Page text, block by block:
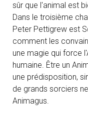
sûr que l'animal est
Dans le troisième
Peter Pettigrew est
comment les
une magie qui force
humaine. Être un
une prédisposition,
de grands sorciers
Animagus.